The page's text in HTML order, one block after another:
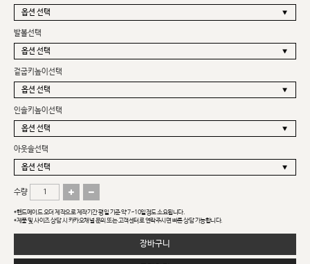
발볼선택
겉굽키높이선택
인솔키높이선택
아웃솔선택
수량
*핸드메이드 오더 제작으로 제작기간 평일 기준 약 7~10일정도 소요됩니다.
*제품 및 사이즈 상담 시 카카오채널 문의 또는 고객센터로 연락주시면 빠른 상담 가능합니다.
장바구니